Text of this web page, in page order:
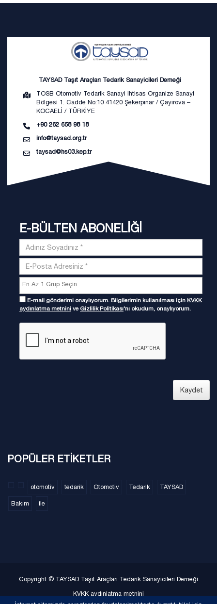
TAYSAD Taşıt Araçları Tedarik Sanayicileri Derneği
TOSB Otomotiv Tedarik Sanayi İhtisas Organize Sanayi
Bölgesi 1. Cadde No:10 41420 Şekerpınar / Çayırova –
KOCAELİ / TÜRKİYE
+90 262 658 98 18
info@taysad.org.tr
taysad@hs03.kep.tr
E-BÜLTEN ABONELİĞİ
E-mail gönderimi onaylıyorum. Bilgilerimin kullanılması için KVKK
aydınlatma metnini ve Gizlilik Politikası'nı okudum, onaylıyorum.
Kaydet
POPÜLER ETİKETLER
otomotiv tedarik Otomotiv Tedarik TAYSAD
Bakım ile
Copyright © TAYSAD Taşıt Araçları Tedarik Sanayicileri Derneği
KVKK aydınlatma metnini